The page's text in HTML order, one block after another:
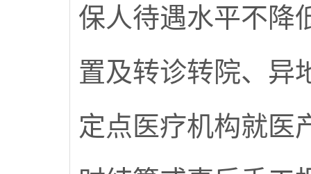
保人待遇水平不降
置及转诊转院、异
定点医疗机构就医